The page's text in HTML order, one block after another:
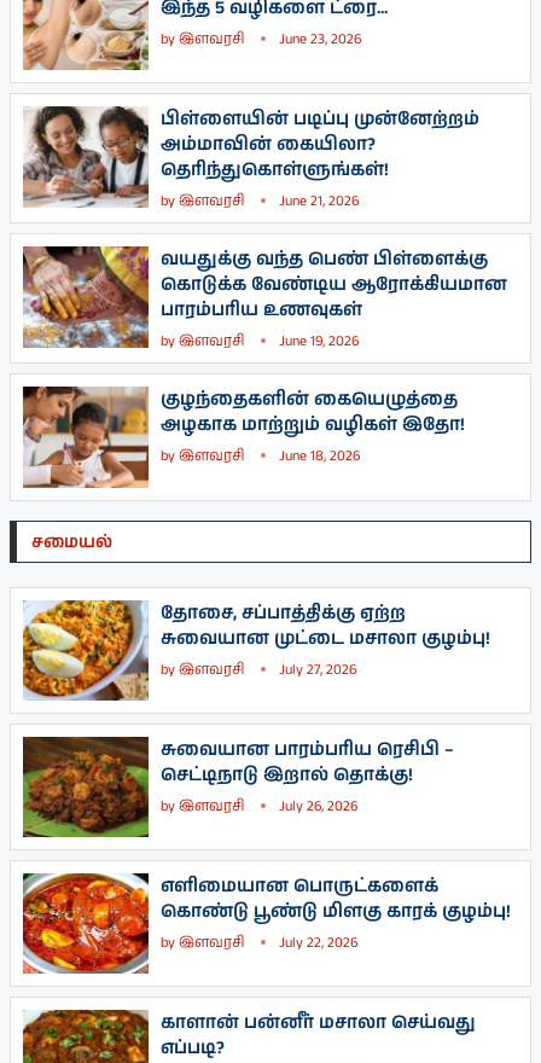
இந்த 5 வழிகளை ட்ரை...
byஇளவரசி June 23, 2026
பிள்ளையின் படிப்பு முன்னேற்றம்
அம்மாவின் கையிலா?
தெரிந்துகொள்ளுங்கள்!
byஇளவரசி June 21, 2026
வயதுக்கு வந்த பெண் பிள்ளைக்கு
கொடுக்க வேண்டிய ஆரோக்கியமான
பாரம்பரிய உணவுகள்
byஇளவரசி June 19, 2026
குழந்தைகளின் கையெழுத்தை
அழகாக மாற்றும் வழிகள் இதோ!
byஇளவரசி June 18, 2026
சமையல்
தோசை, சப்பாத்திக்கு ஏற்ற
சுவையான முட்டை மசாலா குழம்பு!
byஇளவரசி July 27, 2026
சுவையான பாரம்பரிய ரெசிபி –
செட்டிநாடு இறால் தொக்கு!
byஇளவரசி July 26, 2026
எளிமையான பொருட்களைக்
கொண்டு பூண்டு மிளகு காரக் குழம்பு!
byஇளவரசி July 22, 2026
காளான் பன்னீர் மசாலா செய்வது
எப்படி?